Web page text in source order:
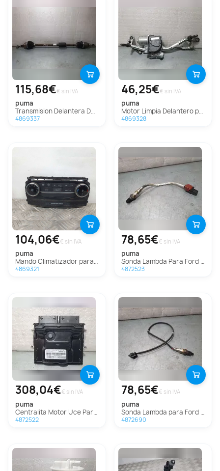
115,68€€ sin IVA
puma
Transmision Delantera Derecha para Ford Puma
4869337
46,25€€ sin IVA
puma
Motor Limpia Delantero para Ford Puma
4869328
104,06€€ sin IVA
puma
Mando Climatizador para Ford Puma
4869321
78,65€€ sin IVA
puma
Sonda Lambda Para Ford Puma
4872523
308,04€€ sin IVA
puma
Centralita Motor Uce Para Ford Puma
4872522
78,65€€ sin IVA
puma
Sonda Lambda para Ford Puma
4872690